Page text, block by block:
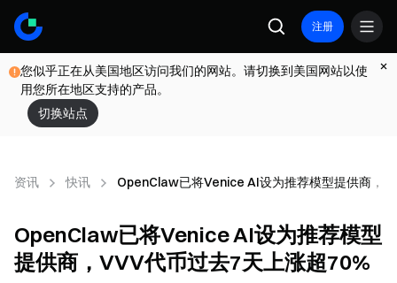
注册
您似乎正在从美国地区访问我们的网站。请切换到美国网站以使
用您所在地区支持的产品。
切换站点
资讯 快讯 OpenClaw已将Venice AI设为推荐模型提供商，
OpenClaw已将Venice AI设为推荐模型
提供商，VVV代币过去7天上涨超70%